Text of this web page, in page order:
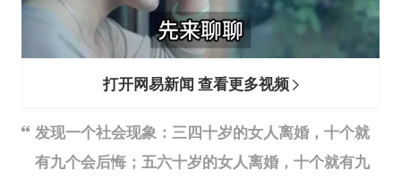
打开网易新闻 查看更多视频
发现一个社会现象：三四十岁的女人离婚，十个就
有九个会后悔；五六十岁的女人离婚，十个就有九